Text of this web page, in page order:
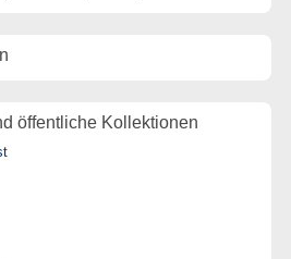
öffentliche Kollektionen